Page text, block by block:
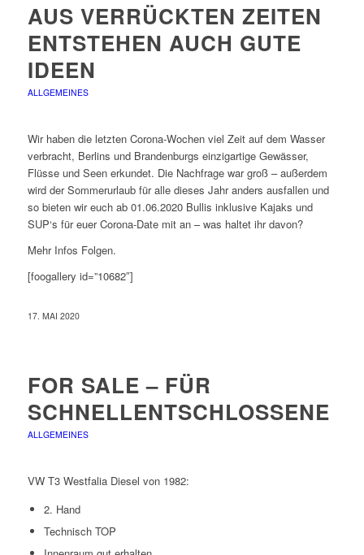
AUS VERRÜCKTEN ZEITEN
ENTSTEHEN AUCH GUTE
IDEEN
ALLGEMEINES
Wir haben die letzten Corona-Wochen viel Zeit auf dem Wasser
verbracht, Berlins und Brandenburgs einzigartige Gewässer,
Flüsse und Seen erkundet. Die Nachfrage war groß – außerdem
wird der Sommerurlaub für alle dieses Jahr anders ausfallen und
so bieten wir euch ab 01.06.2020 Bullis inklusive Kajaks und
SUP‘s für euer Corona-Date mit an – was haltet ihr davon?
Mehr Infos Folgen.
[foogallery id=”10682″]
17. MAI 2020
FOR SALE – FÜR
SCHNELLENTSCHLOSSENE
ALLGEMEINES
VW T3 Westfalia Diesel von 1982:
2. Hand
Technisch TOP